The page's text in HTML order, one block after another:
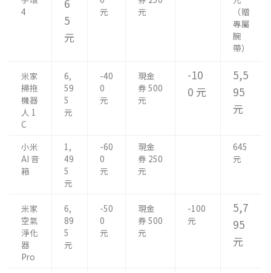
4
6
5
元
元
元
（贈
專屬
腕
帶）
米家
掃拖
機器
人 1
C
6,
59
5
元
-40
0
元
現金
券 500
元
-10
0 元
5,5
95
元
小米
AI 音
箱
1,
49
5
元
-60
0
元
現金
券 250
元
645
元
米家
空氣
淨化
器
Pro
6,
89
5
元
-50
0
元
現金
券 500
元
-100
元
5,7
95
元